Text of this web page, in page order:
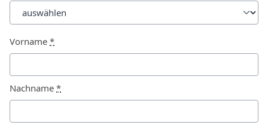
Vorname *
Nachname *